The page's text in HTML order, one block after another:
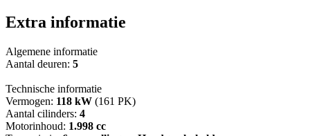
Extra informatie
Algemene informatie
Aantal deuren: 5
Technische informatie
Vermogen: 118 kW (161 PK)
Aantal cilinders: 4
Motorinhoud: 1.998 cc